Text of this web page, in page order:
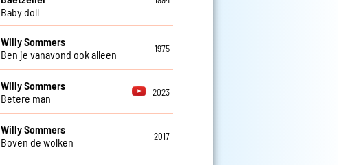
Baby doll
Willy Sommers
Ben je vanavond ook alleen
1975
Willy Sommers
Betere man
2023
Willy Sommers
Boven de wolken
2017